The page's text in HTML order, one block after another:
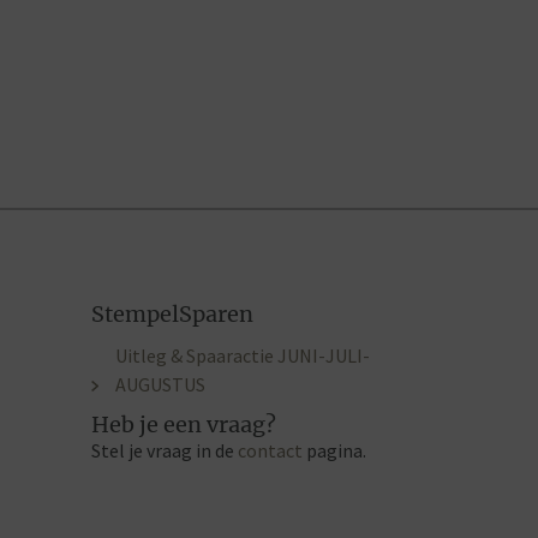
StempelSparen
Uitleg & Spaaractie JUNI-JULI-
AUGUSTUS
Heb je een vraag?
Stel je vraag in de contact pagina.